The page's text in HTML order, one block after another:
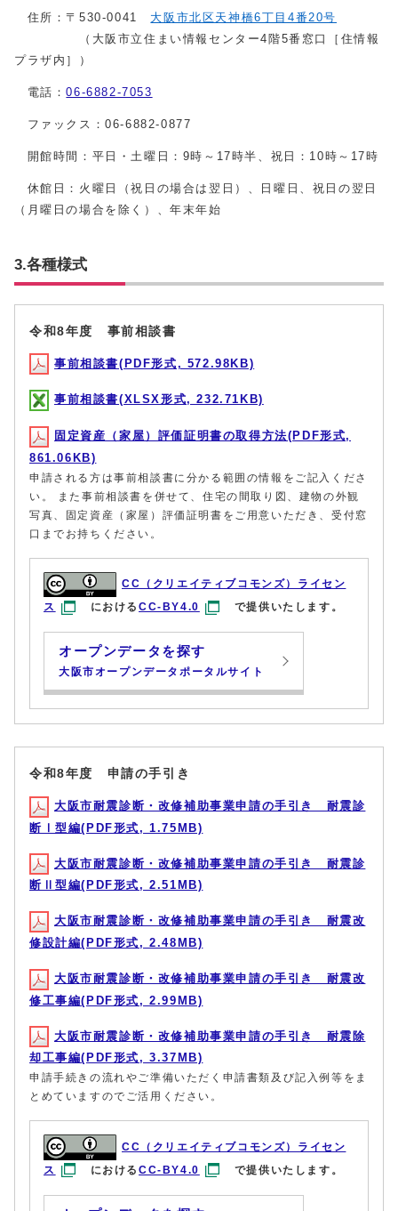
住所：〒530-0041 大阪市北区天神橋6丁目4番20号
（大阪市立住まい情報センター4階5番窓口［住情報
プラザ内］）
電話：06-6882-7053
ファックス：06-6882-0877
開館時間：平日・土曜日：9時～17時半、祝日：10時～17時
休館日：火曜日（祝日の場合は翌日）、日曜日、祝日の翌日
（月曜日の場合を除く）、年末年始
3.各種様式
令和8年度 事前相談書
事前相談書(PDF形式, 572.98KB)
事前相談書(XLSX形式, 232.71KB)
固定資産（家屋）評価証明書の取得方法(PDF形式,
861.06KB)
申請される方は事前相談書に分かる範囲の情報をご記入くださ
い。 また事前相談書を併せて、住宅の間取り図、建物の外観
写真、固定資産（家屋）評価証明書をご用意いただき、受付窓
口までお持ちください。
CC（クリエイティブコモンズ）ライセン
ス
におけるCC-BY4.0 で提供いたします。
オープンデータを探す
大阪市オープンデータポータルサイト
令和8年度 申請の手引き
大阪市耐震診断・改修補助事業申請の手引き 耐震診
断Ⅰ型編(PDF形式, 1.75MB)
大阪市耐震診断・改修補助事業申請の手引き 耐震診
断Ⅱ型編(PDF形式, 2.51MB)
大阪市耐震診断・改修補助事業申請の手引き 耐震改
修設計編(PDF形式, 2.48MB)
大阪市耐震診断・改修補助事業申請の手引き 耐震改
修工事編(PDF形式, 2.99MB)
大阪市耐震診断・改修補助事業申請の手引き 耐震除
却工事編(PDF形式, 3.37MB)
申請手続きの流れやご準備いただく申請書類及び記入例等をま
とめていますのでご活用ください。
CC（クリエイティブコモンズ）ライセン
ス
におけるCC-BY4.0 で提供いたします。